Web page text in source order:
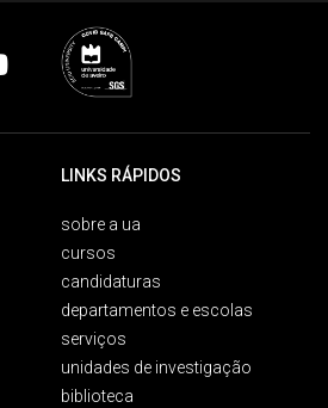
LINKS RÁPIDOS
sobre a ua
cursos
candidaturas
departamentos e escolas
serviços
unidades de investigação
biblioteca